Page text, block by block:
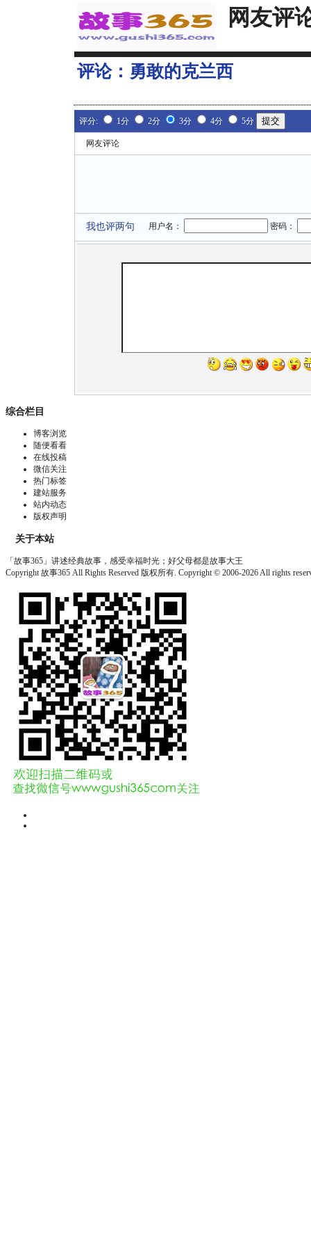
网友评
评论： 勇敢的克兰西
评分: 1分 2分 3分 4分 5分
网友评论
我也评两句 用户名： 密码：
综合栏目
博客浏览
随便看看
在线投稿
微信关注
热门标签
建站服务
站内动态
版权声明
关于本站
「故事365」讲述经典故事，感受幸福时光；好父母都是故事大王
Copyright 故事365 All Rights Reserved 版权所有. Copyright © 2006-2026 All rights